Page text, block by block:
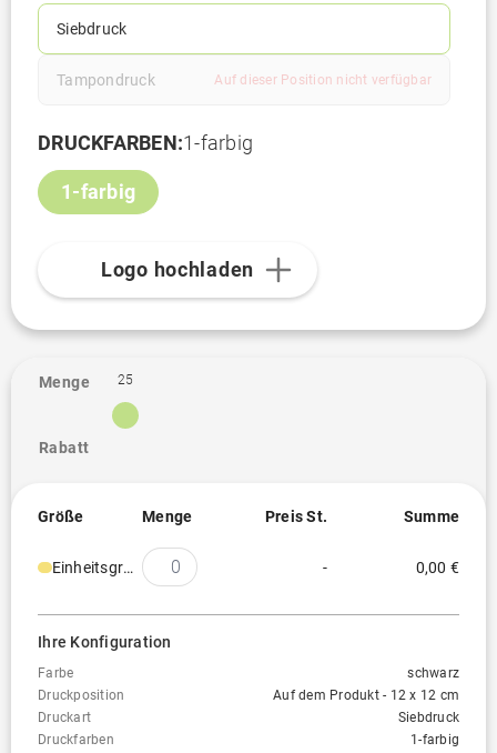
Siebdruck
Tampondruck Auf dieser Position nicht verfügbar
DRUCKFARBEN:1-farbig
1-farbig
Logo hochladen
Menge
Rabatt
25
Größe Menge Preis St. Summe
Einheitsgröße - 0,00 €
Ihre Konfiguration
Farbe
schwarz
Druckposition
Auf dem Produkt - 12 x 12 cm
Druckart
Siebdruck
Druckfarben
1-farbig